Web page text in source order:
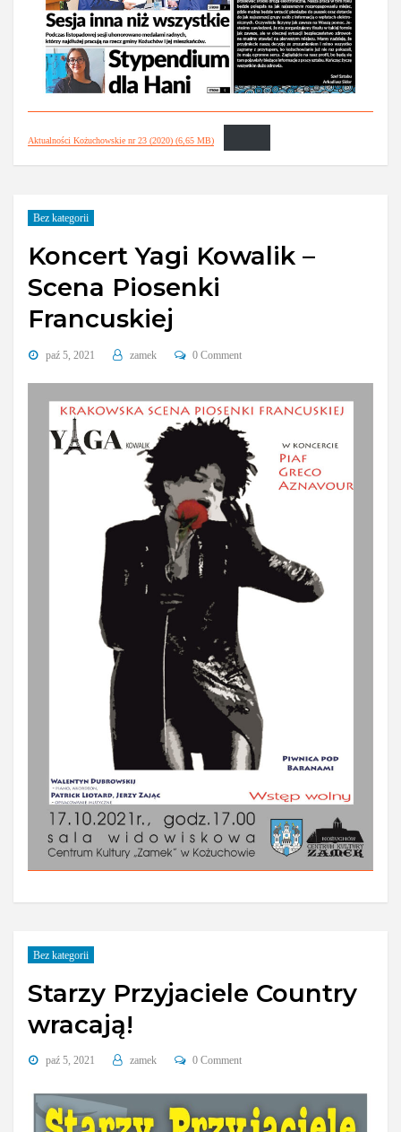
Aktualności Kożuchowskie nr 23 (2020) (6,65 MB)
Bez kategorii
Koncert Yagi Kowalik –
Scena Piosenki
Francuskiej
paź 5, 2021 zamek 0 Comment
Bez kategorii
Starzy Przyjaciele Country
wracają!
paź 5, 2021 zamek 0 Comment